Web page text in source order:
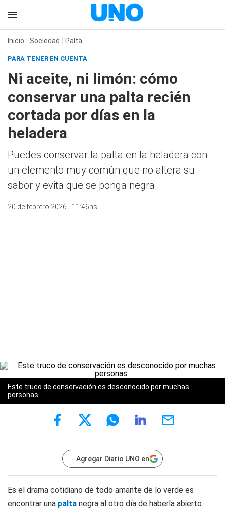
Inicio Sociedad Palta
PARA TENER EN CUENTA
Ni aceite, ni limón: cómo
conservar una palta recién
cortada por días en la
heladera
Puedes conservar la palta en la heladera con
un elemento muy común que no altera su
sabor y evita que se ponga negra
20 de febrero 2026 - 11:46hs
Este truco de conservación es desconocido por muchas
personas.
Agregar Diario UNO en
Es el drama cotidiano de todo amante de lo verde es
encontrar una palta negra al otro día de haberla abierto.